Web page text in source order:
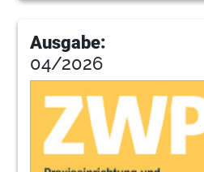
Ausgabe:
04/2026